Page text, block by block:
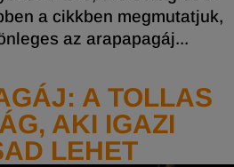
a cikkben megmutatjuk,
az arapapagáj...
A TOLLAS
AKI IGAZI
LEHET